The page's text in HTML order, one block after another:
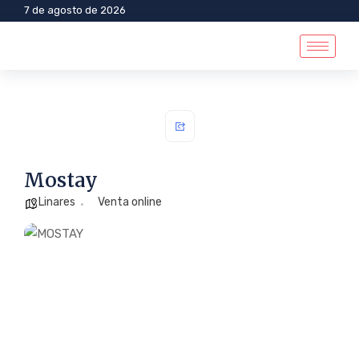
7 de agosto de 2026
Mostay
Linares Venta online